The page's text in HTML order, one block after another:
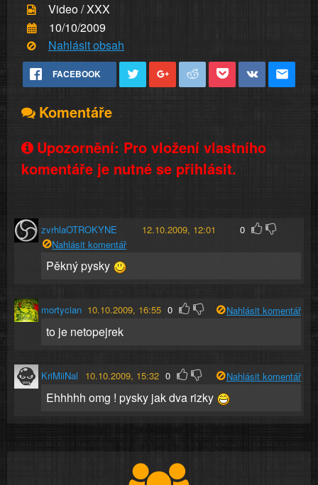
Video / XXX
10/10/2009
Nahlásit obsah
FACEBOOK
Komentáře
Upozornění: Pro vložení vlastního
komentáře je nutné se přihlásit.
zvrhlaOTROKYNE 12.10.2009, 12:01
0
Nahlásit komentář
Pěkný pysky
mortycian 10.10.2009, 16:55 0 Nahlásit komentář
to je netopejrek
KriMiiNal 10.10.2009, 15:32 0 Nahlásit komentář
Ehhhhh omg ! pysky jak dva rizky